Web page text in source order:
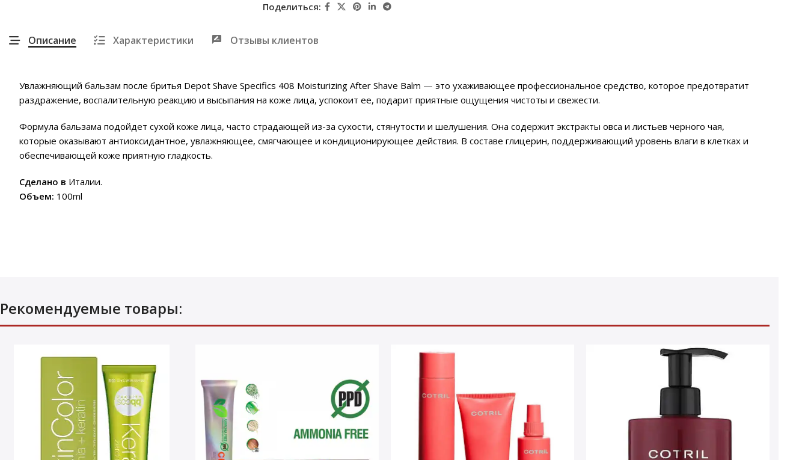
Поделиться:
Описание Характеристики Отзывы клиентов
Увлажняющий бальзам после бритья Depot Shave Specifics 408 Moisturizing After Shave Balm — это ухаживающее профессиональное средство, которое предотвратит
раздражение, воспалительную реакцию и высыпания на коже лица, успокоит ее, подарит приятные ощущения чистоты и свежести.
Формула бальзама подойдет сухой коже лица, часто страдающей из-за сухости, стянутости и шелушения. Она содержит экстракты овса и листьев черного чая,
которые оказывают антиоксидантное, увлажняющее, смягчающее и кондиционирующее действия. В составе глицерин, поддерживающий уровень влаги в клетках и
обеспечивающей коже приятную гладкость.
Сделано в Италии.
Объем: 100ml
Рекомендуемые товары: